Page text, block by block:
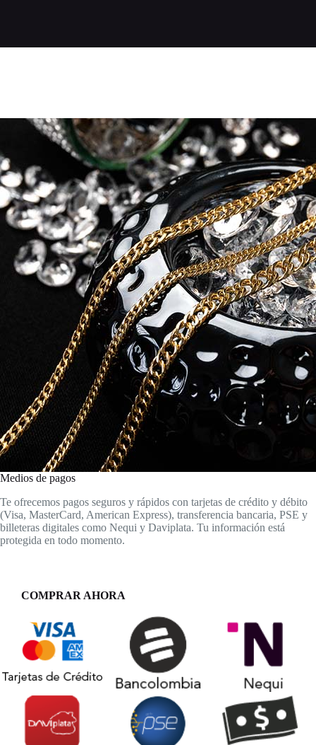
Medios de pagos
Te ofrecemos pagos seguros y rápidos con tarjetas de crédito y débito
(Visa, MasterCard, American Express), transferencia bancaria, PSE y
billeteras digitales como Nequi y Daviplata. Tu información está
protegida en todo momento.
COMPRAR AHORA